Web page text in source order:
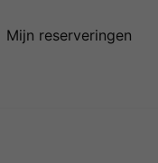
Mijn reserveringen